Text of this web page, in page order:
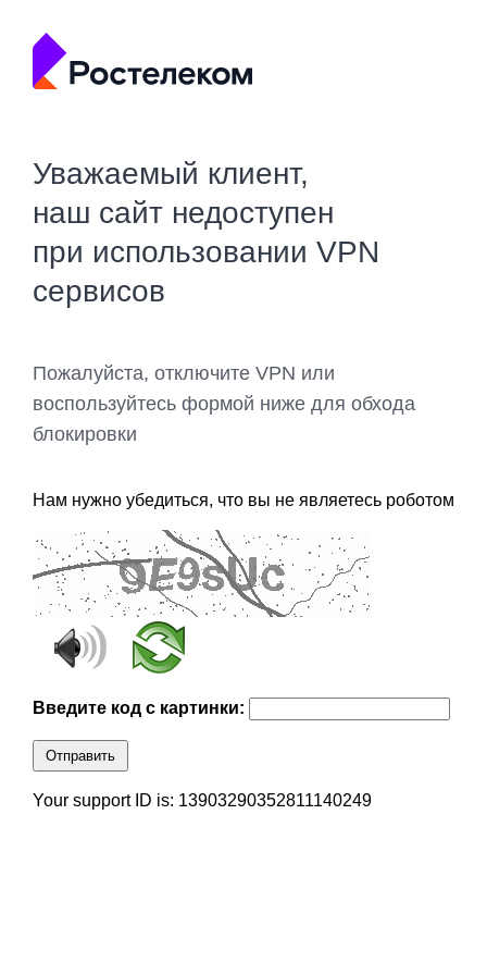
Уважаемый клиент,
наш сайт недоступен
при использовании VPN
сервисов
Пожалуйста, отключите VPN или
воспользуйтесь формой ниже для обхода
блокировки
Нам нужно убедиться, что вы не являетесь роботом
Введите код с картинки:
Отправить
Your support ID is: 13903290352811140249